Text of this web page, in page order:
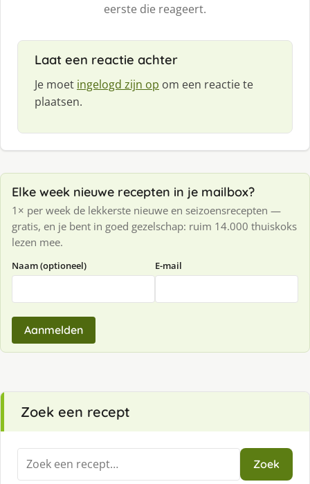
eerste die reageert.
Laat een reactie achter
Je moet ingelogd zijn op om een reactie te
plaatsen.
Elke week nieuwe recepten in je mailbox?
1× per week de lekkerste nieuwe en seizoensrecepten —
gratis, en je bent in goed gezelschap: ruim 14.000 thuiskoks
lezen mee.
Naam (optioneel) E-mail
Aanmelden
Zoek een recept
Zoeken
naar:
Zoek